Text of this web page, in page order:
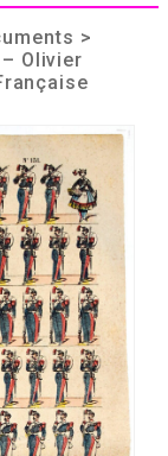
>
Olivier